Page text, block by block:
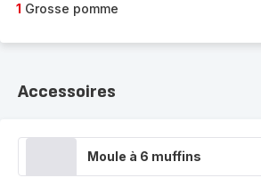
1 Grosse pomme
Accessoires
Moule à 6 muffins